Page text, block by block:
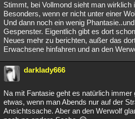
Stimmt, bei Vollmond sieht man wirklich
Besonders, wenn er nicht unter einer
Und dann noch ein wenig
Gespenster. Eigentlich gibt es dort
Neues mehr zu berichten, außer das
Erwachsene hinfahren und an den
darklady666
Na mit Fantasie geht es natürlich
etwas, wenn man Abends nur auf der
Ansichtssache. Aber an den Werwolf